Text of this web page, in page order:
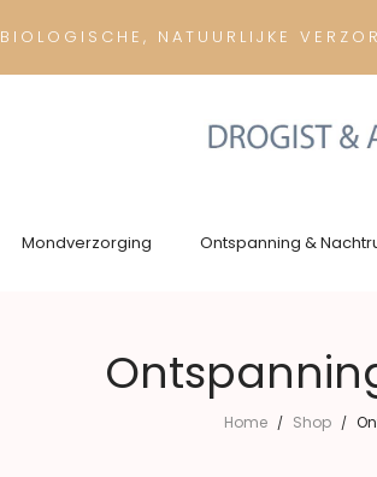
BIOLOGISCHE, NATUURLIJKE
Mondverzorging Ontspanning &
Home / Shop /